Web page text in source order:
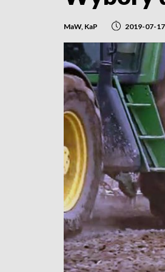
MaW, KaP 2019-07-17